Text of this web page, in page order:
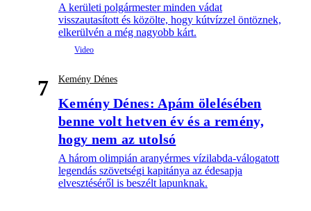
A kerületi polgármester minden vádat
visszautasított és közölte, hogy kútvízzel öntöznek,
elkerülvén a még nagyobb kárt.
7 Kemény Dénes
Kemény Dénes: Apám ölelésében
benne volt hetven év és a remény,
hogy nem az utolsó
A három olimpián aranyérmes vízilabda-válogatott
legendás szövetségi kapitánya az édesapja
elvesztéséről is beszélt lapunknak.